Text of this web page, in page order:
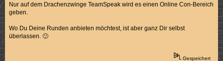
Nur auf dem Drachenzwinge TeamSpeak wird es einen Online Con-Bereich
geben.
Wo Du Deine Runden anbieten möchtest, ist aber ganz Dir selbst
überlassen. 🙂
Gespeichert